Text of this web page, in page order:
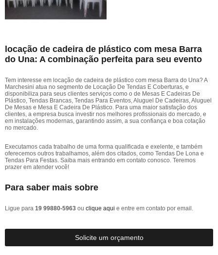
locação de cadeira de plástico com mesa Barra
do Una: A combinação perfeita para seu evento
Tem interesse em locação de cadeira de plástico com mesa Barra do Una? A
Marchesini atua no segmento de Locação De Tendas E Coberturas, e
disponibiliza para seus clientes serviços como o de Mesas E Cadeiras De
Plástico, Tendas Brancas, Tendas Para Eventos, Aluguel De Cadeiras, Aluguel
De Mesas e Mesa E Cadeira De Plástico. Para uma maior satisfação dos
clientes, a empresa busca investir nos melhores profissionais do mercado, e
em instalações modernas, garantindo assim, a sua confiança e boa cotação
no mercado.
Executamos cada trabalho de uma forma qualificada e exelente, e também
oferecemos outros trabalhamos, além dos citados, como Tendas De Lona e
Tendas Para Festas. Saiba mais entrando em contato conosco. Teremos
prazer em atender você!
Para saber mais sobre
Ligue para 19 99880-5963 ou clique aqui e entre em contato por email.
Solicite um orçamento